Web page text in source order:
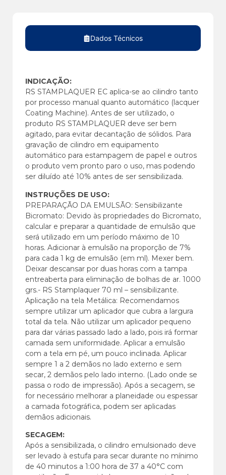
Dados Técnicos
INDICAÇÃO:
RS STAMPLAQUER EC aplica-se ao cilindro tanto
por processo manual quanto automático (lacquer
Coating Machine). Antes de ser utilizado, o
produto RS STAMPLAQUER deve ser bem
agitado, para evitar decantação de sólidos. Para
gravação de cilindro em equipamento
automático para estampagem de papel e outros
o produto vem pronto paro o uso, mas podendo
ser diluído até 10% antes de ser sensibilizada.
INSTRUÇÕES DE USO:
PREPARAÇÃO DA EMULSÃO: Sensibilizante
Bicromato: Devido às propriedades do Bicromato,
calcular e preparar a quantidade de emulsão que
será utilizado em um período máximo de 10
horas. Adicionar à emulsão na proporção de 7%
para cada 1 kg de emulsão (em ml). Mexer bem.
Deixar descansar por duas horas com a tampa
entreaberta para eliminação de bolhas de ar. 1000
grs.- RS Stamplaquer 70 ml – sensibilizante.
Aplicação na tela Metálica: Recomendamos
sempre utilizar um aplicador que cubra a largura
total da tela. Não utilizar um aplicador pequeno
para dar várias passado lado a lado, pois irá formar
camada sem uniformidade. Aplicar a emulsão
com a tela em pé, um pouco inclinada. Aplicar
sempre 1 a 2 demãos no lado externo e sem
secar, 2 demãos pelo lado interno. (Lado onde se
passa o rodo de impressão). Após a secagem, se
for necessário melhorar a planeidade ou espessar
a camada fotográfica, podem ser aplicadas
demãos adicionais.
SECAGEM:
Após a sensibilizada, o cilindro emulsionado deve
ser levado à estufa para secar durante no mínimo
de 40 minutos a 1:00 hora de 37 a 40°C com